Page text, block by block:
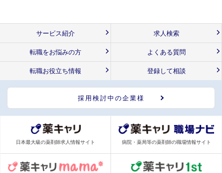
サービス紹介 求人検索
転職をお悩みの方 よくある質問
転職お役立ち情報 登録して相談
採用検討中の企業様
日本最大級の薬剤師求人情報サイト 病院・薬局等の薬剤師の職場情報サイト